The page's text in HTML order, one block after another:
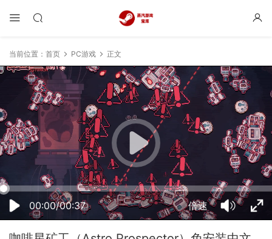
当前位置： 首页 PC游戏 正文
00:00/00:37 倍速
50% 75% 100%